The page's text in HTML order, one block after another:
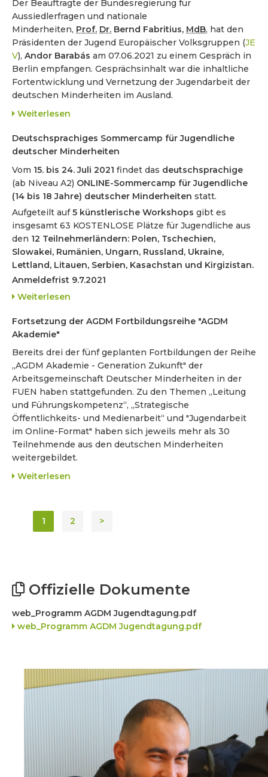
Der Beauftragte der Bundesregierung für
Aussiedlerfragen und nationale
Minderheiten, Prof. Dr. Bernd Fabritius, MdB, hat den
Präsidenten der Jugend Europäischer Volksgruppen (JE
V), Andor Barabás am 07.06.2021 zu einem Gespräch in
Berlin empfangen. Gesprächsinhalt war die inhaltliche
Fortentwicklung und Vernetzung der Jugendarbeit der
deutschen Minderheiten im Ausland.
Weiterlesen
Deutschsprachiges Sommercamp für Jugendliche
deutscher Minderheiten
Vom 15. bis 24. Juli 2021 findet das deutschsprachige
(ab Niveau A2) ONLINE-Sommercamp für Jugendliche
(14 bis 18 Jahre) deutscher Minderheiten statt.
Aufgeteilt auf5 künstlerische Workshops gibt es
insgesamt 63 KOSTENLOSE Plätze für Jugendliche aus
den 12 Teilnehmerländern: Polen, Tschechien,
Slowakei, Rumänien, Ungarn, Russland, Ukraine,
Lettland, Litauen, Serbien, Kasachstan und Kirgizistan.
Anmeldefrist 9.7.2021
Weiterlesen
Fortsetzung der AGDM Fortbildungsreihe "AGDM
Akademie"
Bereits drei der fünf geplanten Fortbildungen der Reihe
„AGDM Akademie - Generation Zukunft" der
Arbeitsgemeinschaft Deutscher Minderheiten in der
FUEN haben stattgefunden. Zu den Themen „Leitung
und Führungskompetenz“, „Strategische
Öffentlichkeits- und Medienarbeit“ und "Jugendarbeit
im Online-Format" haben sich jeweils mehr als 30
Teilnehmende aus den deutschen Minderheiten
weitergebildet.
Weiterlesen
1 2 >
Offizielle Dokumente
web_Programm AGDM Jugendtagung.pdf
web_Programm AGDM Jugendtagung.pdf